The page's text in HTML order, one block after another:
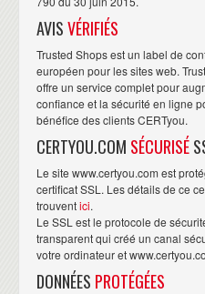
AVISVÉRIFIÉS
Trusted Shops est un label de
européen pour les sites web.
offre un service complet pour
confiance et la sécurité en ligne
bénéfice des clients CERTyou.
CERTYOU.COM SÉCURISÉ
Le site www.certyou.com est
certificat SSL. Les détails de ce
trouventici.
Le SSL est le protocole de
transparent qui créé un canal
votre ordinateur et
DONNÉES PROTÉGÉES